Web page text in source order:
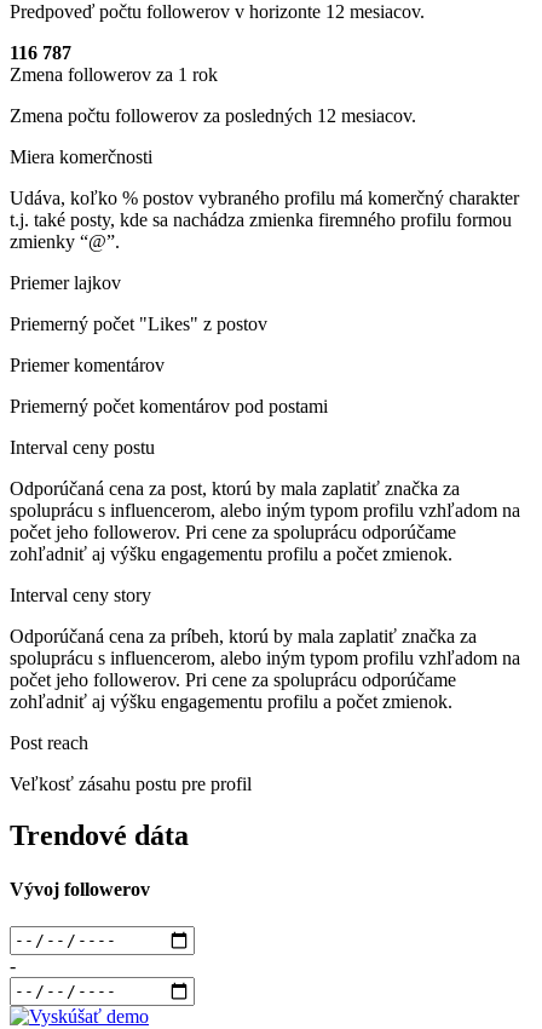
Predpoveď počtu followerov v horizonte 12 mesiacov.
116 787
Zmena followerov za 1 rok
Zmena počtu followerov za posledných 12 mesiacov.
Miera komerčnosti
Udáva, koľko % postov vybraného profilu má komerčný charakter
t.j. také posty, kde sa nachádza zmienka firemného profilu formou
zmienky “@”.
Priemer lajkov
Priemerný počet "Likes" z postov
Priemer komentárov
Priemerný počet komentárov pod postami
Interval ceny postu
Odporúčaná cena za post, ktorú by mala zaplatiť značka za
spoluprácu s influencerom, alebo iným typom profilu vzhľadom na
počet jeho followerov. Pri cene za spoluprácu odporúčame
zohľadniť aj výšku engagementu profilu a počet zmienok.
Interval ceny story
Odporúčaná cena za príbeh, ktorú by mala zaplatiť značka za
spoluprácu s influencerom, alebo iným typom profilu vzhľadom na
počet jeho followerov. Pri cene za spoluprácu odporúčame
zohľadniť aj výšku engagementu profilu a počet zmienok.
Post reach
Veľkosť zásahu postu pre profil
Trendové dáta
Vývoj followerov
-